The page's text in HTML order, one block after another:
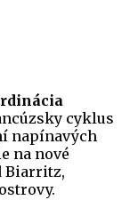
cyklus
napínavých
na nové
Biarritz,